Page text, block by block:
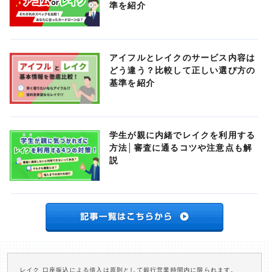
準を紹介
アイフルとレイクのサービス内容は
どう違う？比較して正しい選び方の
基準を紹介
学生が親に内緒でレイクを利用する
方法│審査に通るコツや注意点も解
説
レイク 口座振込による借入は原則として銀行営業時間内に限られます。